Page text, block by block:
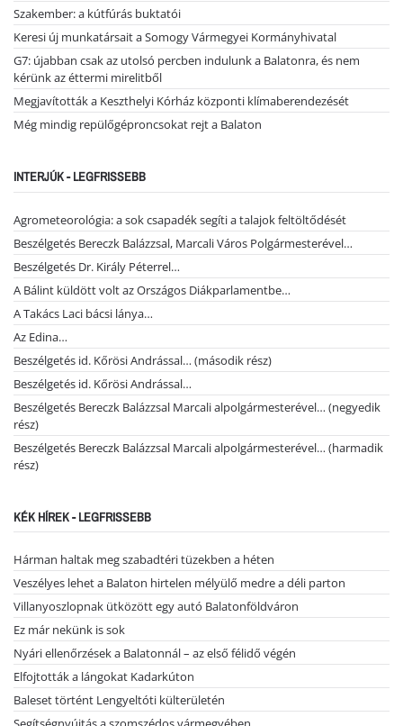
Szakember: a kútfúrás buktatói
Keresi új munkatársait a Somogy Vármegyei Kormányhivatal
G7: újabban csak az utolsó percben indulunk a Balatonra, és nem
kérünk az éttermi mirelitből
Megjavították a Keszthelyi Kórház központi klímaberendezését
Még mindig repülőgéproncsokat rejt a Balaton
INTERJÚK - LEGFRISSEBB
Agrometeorológia: a sok csapadék segíti a talajok feltöltődését
Beszélgetés Bereczk Balázzsal, Marcali Város Polgármesterével…
Beszélgetés Dr. Király Péterrel…
A Bálint küldött volt az Országos Diákparlamentbe…
A Takács Laci bácsi lánya…
Az Edina…
Beszélgetés id. Kőrösi Andrással… (második rész)
Beszélgetés id. Kőrösi Andrással…
Beszélgetés Bereczk Balázzsal Marcali alpolgármesterével… (negyedik
rész)
Beszélgetés Bereczk Balázzsal Marcali alpolgármesterével… (harmadik
rész)
KÉK HÍREK - LEGFRISSEBB
Hárman haltak meg szabadtéri tüzekben a héten
Veszélyes lehet a Balaton hirtelen mélyülő medre a déli parton
Villanyoszlopnak ütközött egy autó Balatonföldváron
Ez már nekünk is sok
Nyári ellenőrzések a Balatonnál – az első félidő végén
Elfojtották a lángokat Kadarkúton
Baleset történt Lengyeltóti külterületén